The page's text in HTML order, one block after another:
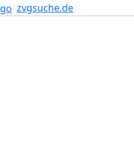
zvgsuche.de